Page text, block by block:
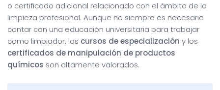
o certificado adicional relacionado con el ámbito de la
limpieza profesional. Aunque no siempre es necesario
contar con una educación universitaria para trabajar
como limpiador, los cursos de especialización y los
certificados de manipulación de productos
químicos son altamente valorados.